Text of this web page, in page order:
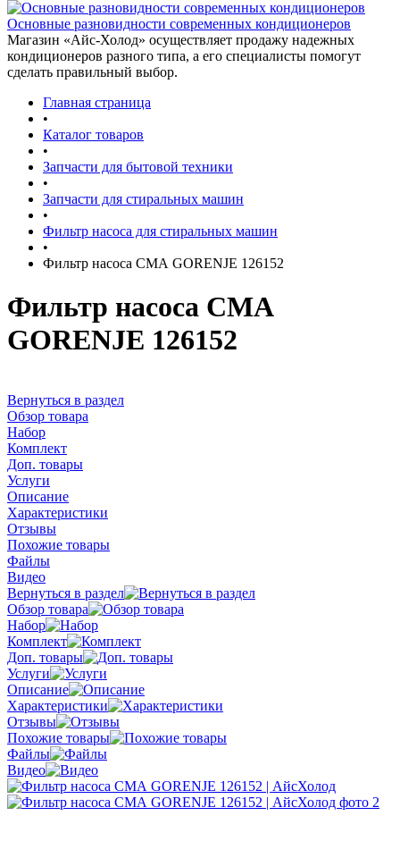
Основные разновидности современных кондиционеров
Магазин «Айс-Холод» осуществляет продажу надежных
кондиционеров разного типа, а его специалисты помогут
сделать правильный выбор.
Главная страница
•
Каталог товаров
•
Запчасти для бытовой техники
•
Запчасти для стиральных машин
•
Фильтр насоса для стиральных машин
•
Фильтр насоса СМА GORENJE 126152
Фильтр насоса СМА
GORENJE 126152
Вернуться в раздел
Обзор товара
Набор
Комплект
Доп. товары
Услуги
Описание
Характеристики
Отзывы
Похожие товары
Файлы
Видео
Вернуться в раздел
Обзор товара
Набор
Комплект
Доп. товары
Услуги
Описание
Характеристики
Отзывы
Похожие товары
Файлы
Видео